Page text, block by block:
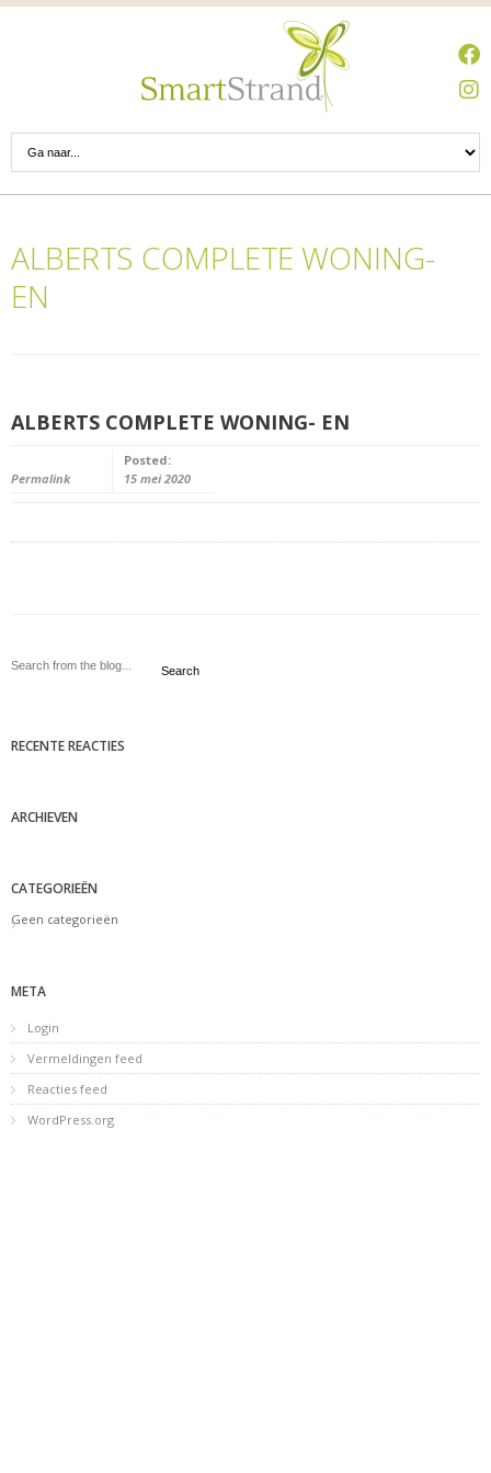
ALBERTS COMPLETE WONING-
EN
ALBERTS COMPLETE WONING- EN
Permalink
Posted:
15 mei 2020
Search
RECENTE REACTIES
ARCHIEVEN
CATEGORIEËN
Geen categorieën
META
Login
Vermeldingen feed
Reacties feed
WordPress.org